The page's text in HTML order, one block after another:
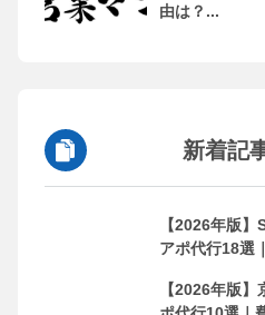
由は？...
新着記
【2026年版
アポ代行18選
【2026年版